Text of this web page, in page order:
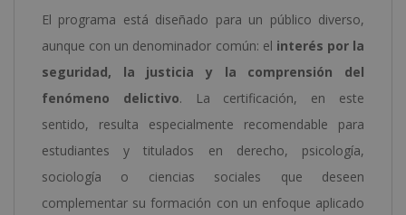
El programa está diseñado para un público diverso,
aunque con un denominador común: el interés por la
seguridad, la justicia y la comprensión del
fenómeno delictivo. La certificación, en este
sentido, resulta especialmente recomendable para
estudiantes y titulados en derecho, psicología,
sociología o ciencias sociales que deseen
complementar su formación con un enfoque aplicado